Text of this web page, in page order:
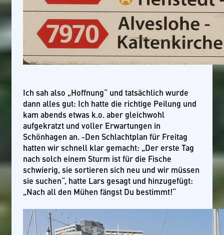
Ich sah also „Hoffnung“ und tatsächlich wurde
dann alles gut: Ich hatte die richtige Peilung und
kam abends etwas k.o. aber gleichwohl
aufgekratzt und voller Erwartungen in
Schönhagen an. -Den Schlachtplan für Freitag
hatten wir schnell klar gemacht: „Der erste Tag
nach solch einem Sturm ist für die Fische
schwierig, sie sortieren sich neu und wir müssen
sie suchen“, hatte Lars gesagt und hinzugefügt:
„Nach all den Mühen fängst Du bestimmt!“